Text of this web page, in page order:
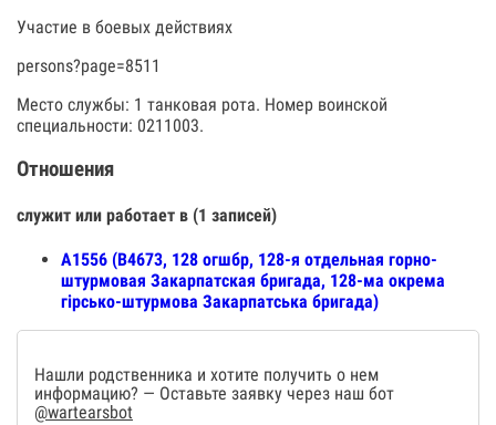
Участие в боевых действиях
persons?page=8511
Место службы: 1 танковая рота. Номер воинской
специальности: 0211003.
Отношения
служит или работает в (1 записей)
А1556 (В4673, 128 огшбр, 128-я отдельная горно-
штурмовая Закарпатская бригада, 128-ма окрема
гірсько-штурмова Закарпатська бригада)
Нашли родственника и хотите получить о нем
информацию? — Оставьте заявку через наш бот
@wartearsbot